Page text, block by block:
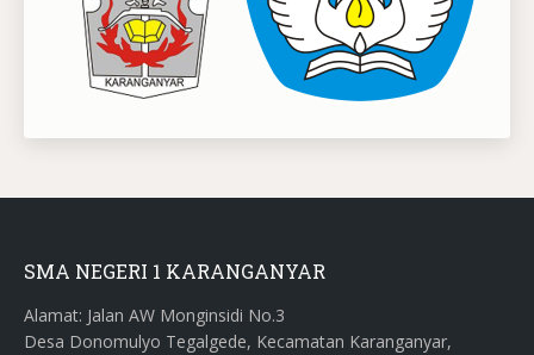
SMA NEGERI 1 KARANGANYAR
Alamat: Jalan AW Monginsidi No.3
Desa Donomulyo Tegalgede, Kecamatan Karanganyar,